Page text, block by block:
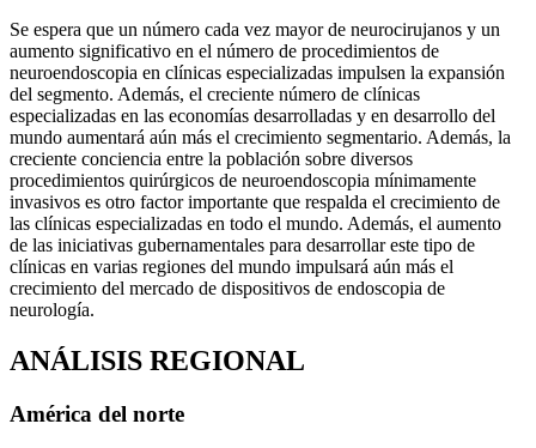
Se espera que un número cada vez mayor de neurocirujanos y un
aumento significativo en el número de procedimientos de
neuroendoscopia en clínicas especializadas impulsen la expansión
del segmento. Además, el creciente número de clínicas
especializadas en las economías desarrolladas y en desarrollo del
mundo aumentará aún más el crecimiento segmentario. Además, la
creciente conciencia entre la población sobre diversos
procedimientos quirúrgicos de neuroendoscopia mínimamente
invasivos es otro factor importante que respalda el crecimiento de
las clínicas especializadas en todo el mundo. Además, el aumento
de las iniciativas gubernamentales para desarrollar este tipo de
clínicas en varias regiones del mundo impulsará aún más el
crecimiento del mercado de dispositivos de endoscopia de
neurología.
ANÁLISIS REGIONAL
América del norte